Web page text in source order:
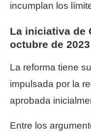
incumplan los
La iniciativa de
octubre de 2023
La reforma tiene
impulsada por la
aprobada
Entre los